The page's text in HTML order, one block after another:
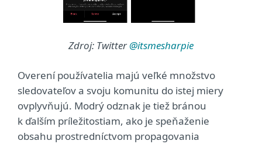
Zdroj: Twitter@itsmesharpie
Overení používatelia majú veľké množstvo
sledovateľov a svoju komunitu do istej miery
ovplyvňujú. Modrý odznak je tiež bránou
k ďalším príležitostiam, ako je speňaženie
obsahu prostredníctvom propagovania